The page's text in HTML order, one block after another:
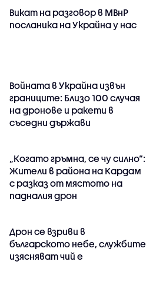
Викат на разговор в МВнР
посланика на Украйна у нас
Войната в Украйна извън
границите: Близо 100 случая
на дронове и ракети в
съседни държави
„Когато гръмна, се чу силно“:
Жители в района на Кардам
с разказ от мястото на
падналия дрон
Дрон се взриви в
българското небе, службите
изясняват чий е